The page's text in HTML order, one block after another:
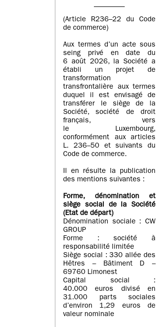
(Article R236–22 du Code
de commerce)
Aux termes d’un acte sous
seing privé en date du
6 août 2026, la Société a
établi un projet de
transformation
transfrontalière aux termes
duquel il est envisagé de
transférer le siège de la
Société, société de droit
français, vers
le Luxembourg,
conformément aux articles
L. 236–50 et suivants du
Code de commerce.
Il en résulte la publication
des mentions suivantes :
Forme, dénomination et
siège social de la Société
(Etatde départ)
Dénomination sociale : CW
GROUP
Forme : société à
responsabilité limitée
Siège social : 330 allée des
Hêtres – Bâtiment D –
69760 Limonest
Capital social :
40.000 euros divisé en
31.000 parts sociales
d’environ 1,29 euros de
valeur nominale